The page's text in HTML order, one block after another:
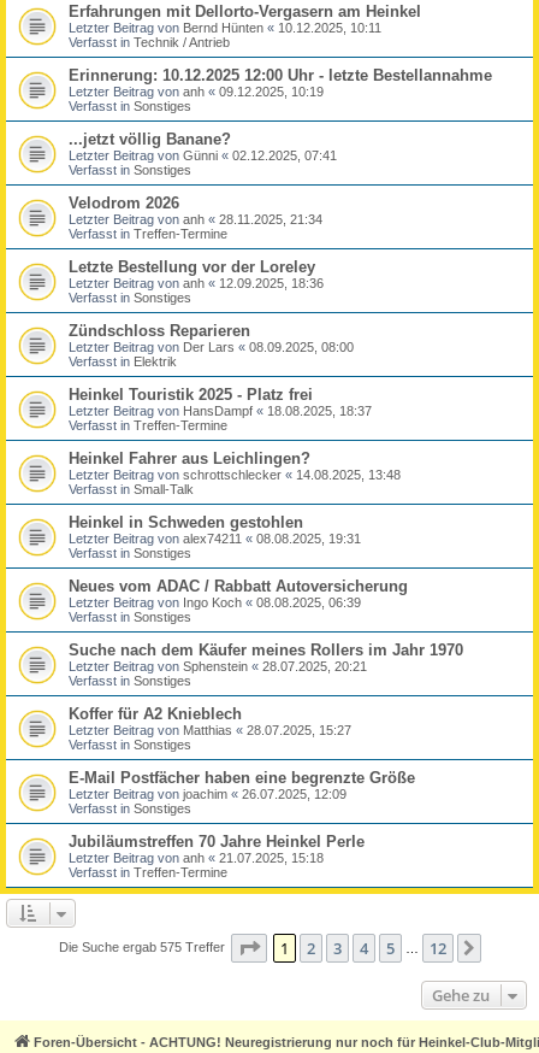
Erfahrungen mit Dellorto-Vergasern am Heinkel
Letzter Beitrag von Bernd Hünten « 10.12.2025, 10:11
Verfasst in Technik / Antrieb
Erinnerung: 10.12.2025 12:00 Uhr - letzte Bestellannahme
Letzter Beitrag von anh « 09.12.2025, 10:19
Verfasst in Sonstiges
...jetzt völlig Banane?
Letzter Beitrag von Günni « 02.12.2025, 07:41
Verfasst in Sonstiges
Velodrom 2026
Letzter Beitrag von anh « 28.11.2025, 21:34
Verfasst in Treffen-Termine
Letzte Bestellung vor der Loreley
Letzter Beitrag von anh « 12.09.2025, 18:36
Verfasst in Sonstiges
Zündschloss Reparieren
Letzter Beitrag von Der Lars « 08.09.2025, 08:00
Verfasst in Elektrik
Heinkel Touristik 2025 - Platz frei
Letzter Beitrag von HansDampf « 18.08.2025, 18:37
Verfasst in Treffen-Termine
Heinkel Fahrer aus Leichlingen?
Letzter Beitrag von schrottschlecker « 14.08.2025, 13:48
Verfasst in Small-Talk
Heinkel in Schweden gestohlen
Letzter Beitrag von alex74211 « 08.08.2025, 19:31
Verfasst in Sonstiges
Neues vom ADAC / Rabbatt Autoversicherung
Letzter Beitrag von Ingo Koch « 08.08.2025, 06:39
Verfasst in Sonstiges
Suche nach dem Käufer meines Rollers im Jahr 1970
Letzter Beitrag von Sphenstein « 28.07.2025, 20:21
Verfasst in Sonstiges
Koffer für A2 Knieblech
Letzter Beitrag von Matthias « 28.07.2025, 15:27
Verfasst in Sonstiges
E-Mail Postfächer haben eine begrenzte Größe
Letzter Beitrag von joachim « 26.07.2025, 12:09
Verfasst in Sonstiges
Jubiläumstreffen 70 Jahre Heinkel Perle
Letzter Beitrag von anh « 21.07.2025, 15:18
Verfasst in Treffen-Termine
Die Suche ergab 575 Treffer Seite 1von 12
1 2 3 4 5 12
Gehe zu
Foren-Übersicht - ACHTUNG! Neuregistrierung nur noch für Heinkel-Club-